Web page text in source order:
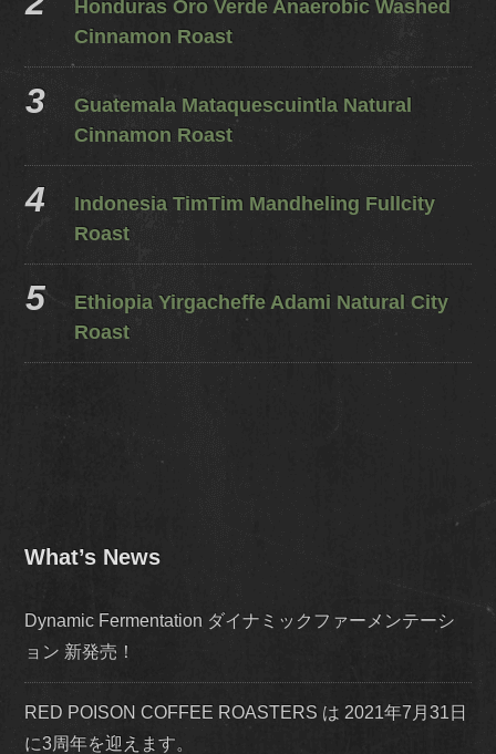
Honduras Oro Verde Anaerobic Washed
Cinnamon Roast
Guatemala Mataquescuintla Natural
Cinnamon Roast
Indonesia TimTim Mandheling Fullcity
Roast
Ethiopia Yirgacheffe Adami Natural City
Roast
What’s News
Dynamic Fermentation ダイナミックファーメンテーシ
ョン 新発売！
RED POISON COFFEE ROASTERS は 2021年7月31日
に3周年を迎えます。